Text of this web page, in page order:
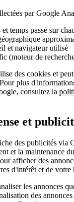
par Google
et temps passé sur
et navigateur utilisé
(moteur de
des cookies et
plus
consultez la
et
des publicités via
et la maintenance
afficher des
d'intérêt et de
les annonces
des